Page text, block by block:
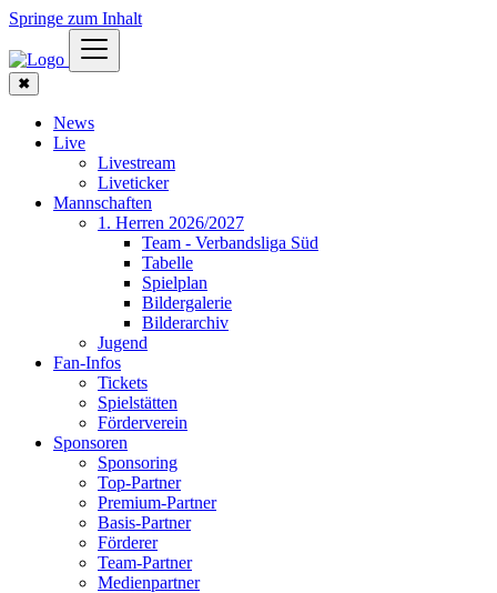
Springe zum Inhalt
✖
News
Live
Livestream
Liveticker
Mannschaften
1. Herren 2026/2027
Team - Verbandsliga Süd
Tabelle
Spielplan
Bildergalerie
Bilderarchiv
Jugend
Fan-Infos
Tickets
Spielstätten
Förderverein
Sponsoren
Sponsoring
Top-Partner
Premium-Partner
Basis-Partner
Förderer
Team-Partner
Medienpartner